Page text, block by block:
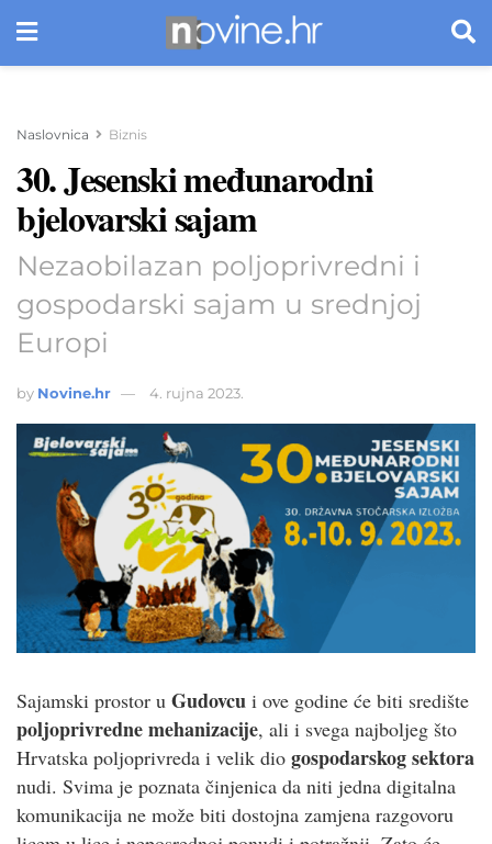
Naslovnica Biznis
30. Jesenski međunarodni
bjelovarski sajam
Nezaobilazan poljoprivredni i
gospodarski sajam u srednjoj
Europi
by Novine.hr 4. rujna 2023.
Sajamski prostor u Gudovcu i ove godine će biti središte
poljoprivredne mehanizacije, ali i svega najboljeg što
Hrvatska poljoprivreda i velik dio gospodarskog sektora
nudi. Svima je poznata činjenica da niti jedna digitalna
komunikacija ne može biti dostojna zamjena razgovoru